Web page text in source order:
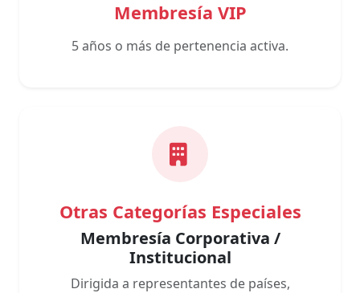
Membresía VIP
5 años o más de pertenencia activa.
Otras Categorías Especiales
Membresía Corporativa /
Institucional
Dirigida a representantes de países,